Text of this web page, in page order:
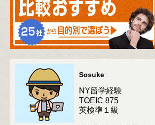
Sosuke
NY留学経験
TOEIC 875
英検準１級